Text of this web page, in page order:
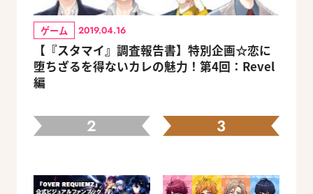
ゲーム 2019.04.16
【『スタマイ』調査報告書】特別企画☆恋に
堕ちざるを得ないカレの魅力！第4回：Revel
編
2 3